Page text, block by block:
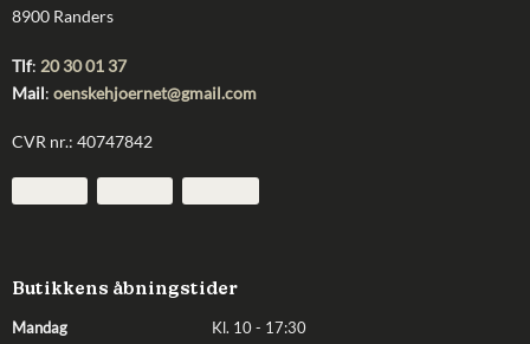
8900 Randers
Tlf: 20 30 01 37
Mail: oenskehjoernet@gmail.com
CVR nr.: 40747842
Butikkens åbningstider
Mandag
Kl. 10 - 17:30